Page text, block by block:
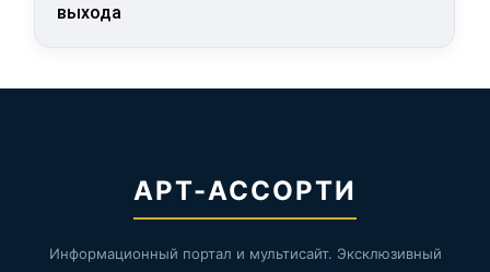
выхода
АРТ-АССОРТИ
Информационный портал и мультисайт. Эксклюзивный